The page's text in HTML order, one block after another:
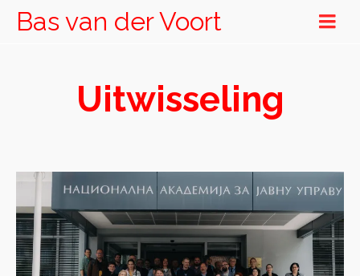
Bas van der Voort
Uitwisseling